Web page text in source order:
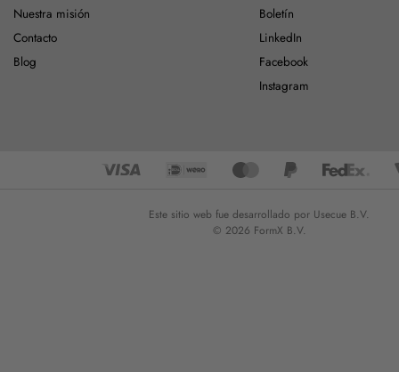
Nuestra misión
Contacto
Blog
Boletín
LinkedIn
Facebook
Instagram
Este sitio web fue desarrollado por Usecue B.V.
© 2026 FormX B.V.